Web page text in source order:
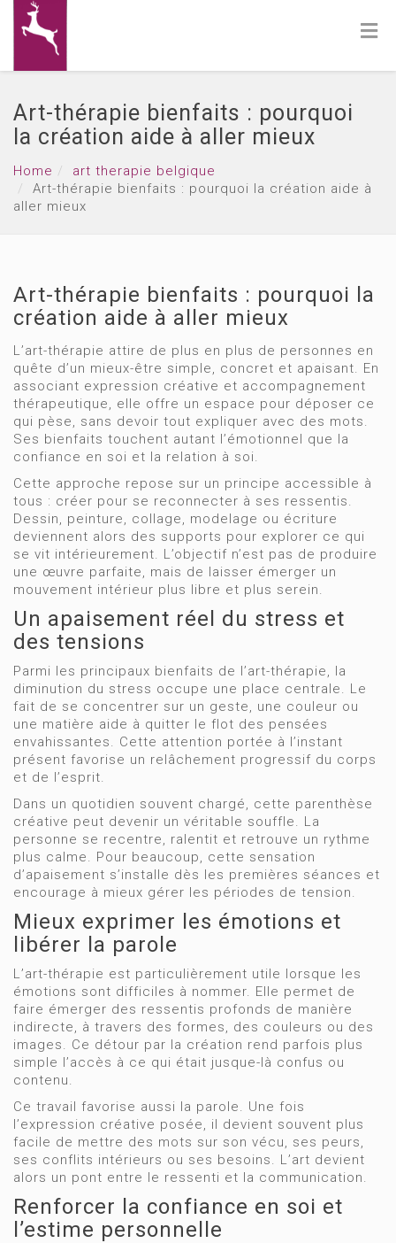
Art-thérapie bienfaits : pourquoi
la création aide à aller mieux
Home
art therapie belgique
Art-thérapie bienfaits : pourquoi la création aide à
aller mieux
Art-thérapie bienfaits : pourquoi la
création aide à aller mieux
L’art-thérapie attire de plus en plus de personnes en
quête d’un mieux-être simple, concret et apaisant. En
associant expression créative et accompagnement
thérapeutique, elle offre un espace pour déposer ce
qui pèse, sans devoir tout expliquer avec des mots.
Ses bienfaits touchent autant l’émotionnel que la
confiance en soi et la relation à soi.
Cette approche repose sur un principe accessible à
tous : créer pour se reconnecter à ses ressentis.
Dessin, peinture, collage, modelage ou écriture
deviennent alors des supports pour explorer ce qui
se vit intérieurement. L’objectif n’est pas de produire
une œuvre parfaite, mais de laisser émerger un
mouvement intérieur plus libre et plus serein.
Un apaisement réel du stress et
des tensions
Parmi les principaux bienfaits de l’art-thérapie, la
diminution du stress occupe une place centrale. Le
fait de se concentrer sur un geste, une couleur ou
une matière aide à quitter le flot des pensées
envahissantes. Cette attention portée à l’instant
présent favorise un relâchement progressif du corps
et de l’esprit.
Dans un quotidien souvent chargé, cette parenthèse
créative peut devenir un véritable souffle. La
personne se recentre, ralentit et retrouve un rythme
plus calme. Pour beaucoup, cette sensation
d’apaisement s’installe dès les premières séances et
encourage à mieux gérer les périodes de tension.
Mieux exprimer les émotions et
libérer la parole
L’art-thérapie est particulièrement utile lorsque les
émotions sont difficiles à nommer. Elle permet de
faire émerger des ressentis profonds de manière
indirecte, à travers des formes, des couleurs ou des
images. Ce détour par la création rend parfois plus
simple l’accès à ce qui était jusque-là confus ou
contenu.
Ce travail favorise aussi la parole. Une fois
l’expression créative posée, il devient souvent plus
facile de mettre des mots sur son vécu, ses peurs,
ses conflits intérieurs ou ses besoins. L’art devient
alors un pont entre le ressenti et la communication.
Renforcer la confiance en soi et
l’estime personnelle